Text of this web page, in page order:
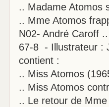
.. Madame Atomos
.. Mme Atomos
N02- André Caroff
67-8 - Illustrateur :
contient :
.. Miss Atomos
.. Miss Atomos
.. Le retour de